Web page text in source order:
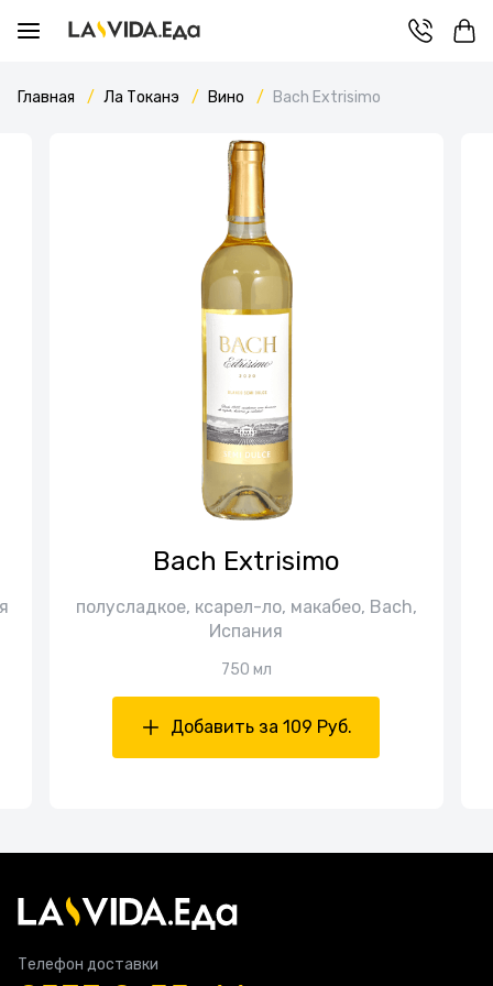
Главная Ла Токанэ Вино Bach Extrisimo
Bach Extrisimo
полусладкое, ксарел-ло, макабео, Bach,
Испания
750 мл
Добавить за 109 Руб.
Телефон доставки